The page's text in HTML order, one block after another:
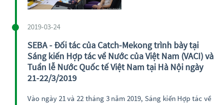
2019-03-24
SEBA - Đối tác của Catch-Mekong trình bày tại
Sáng kiến Hợp tác về Nước của Việt Nam (VACI) và
Tuần lễ Nước Quốc tế Việt Nam tại Hà Nội ngày
21-22/3/2019
Vào ngày 21 và 22 tháng 3 năm 2019, Sáng kiến Hợp tác về